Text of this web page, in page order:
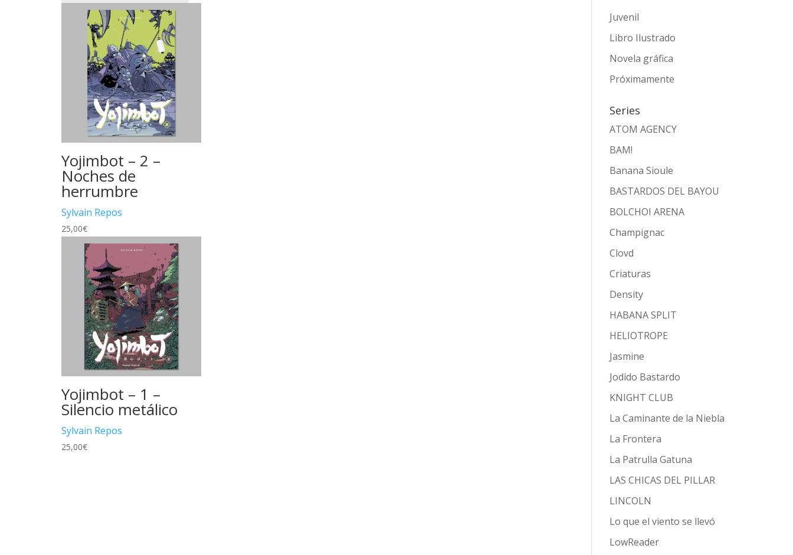
Yojimbot – 2 –
Noches de
herrumbre
Sylvain Repos
25,00€
Yojimbot – 1 –
Silencio metálico
Sylvain Repos
25,00€
Juvenil
Libro Ilustrado
Novela gráfica
Próximamente
Series
ATOM AGENCY
BAM!
Banana Sioule
BASTARDOS DEL BAYOU
BOLCHOI ARENA
Champignac
Clovd
Criaturas
Density
HABANA SPLIT
HELIOTROPE
Jasmine
Jodido Bastardo
KNIGHT CLUB
La Caminante de la Niebla
La Frontera
La Patrulla Gatuna
LAS CHICAS DEL PILLAR
LINCOLN
Lo que el viento se llevó
LowReader